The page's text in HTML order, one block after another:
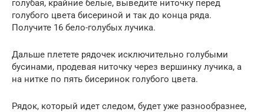
голубая, крайние белые, выведите ниточку перед
голубого цвета бисериной и так до конца ряда.
Получите 16 бело-голубых лучика.
Дальше плетете рядочек исключительно голубыми
бусинами, продевая ниточку через вершинку лучика, а
на нитке по пять бисеринок голубого цвета.
Рядок, который идет следом, будет уже разнообразнее,